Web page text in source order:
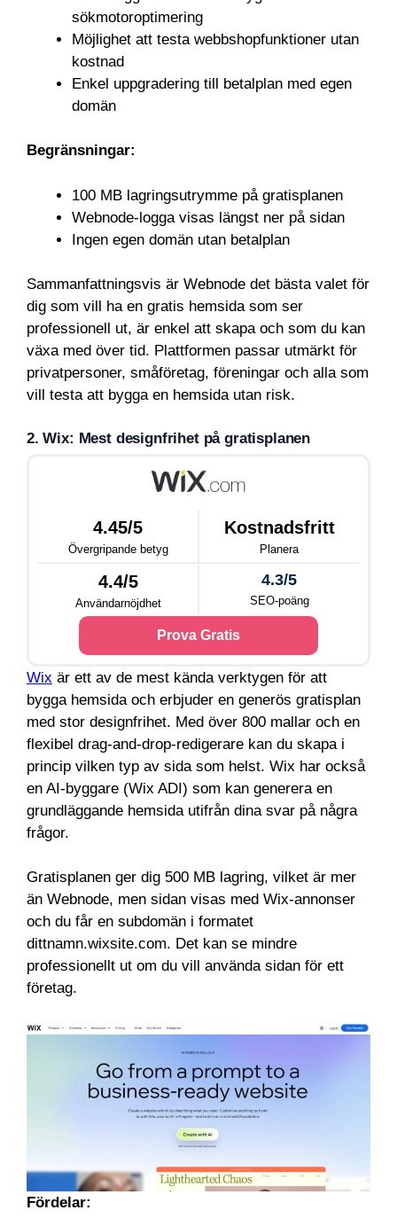
sökmotoroptimering
Möjlighet att testa webbshopfunktioner utan
kostnad
Enkel uppgradering till betalplan med egen
domän
Begränsningar:
100 MB lagringsutrymme på gratisplanen
Webnode-logga visas längst ner på sidan
Ingen egen domän utan betalplan
Sammanfattningsvis är Webnode det bästa valet för
dig som vill ha en gratis hemsida som ser
professionell ut, är enkel att skapa och som du kan
växa med över tid. Plattformen passar utmärkt för
privatpersoner, småföretag, föreningar och alla som
vill testa att bygga en hemsida utan risk.
2. Wix: Mest designfrihet på gratisplanen
4.45/5
Övergripande betyg
Kostnadsfritt
Planera
4.4/5
Användarnöjdhet
4.3/5
SEO-poäng
Prova Gratis
Wix är ett av de mest kända verktygen för att
bygga hemsida och erbjuder en generös gratisplan
med stor designfrihet. Med över 800 mallar och en
flexibel drag-and-drop-redigerare kan du skapa i
princip vilken typ av sida som helst. Wix har också
en AI-byggare (Wix ADI) som kan generera en
grundläggande hemsida utifrån dina svar på några
frågor.
Gratisplanen ger dig 500 MB lagring, vilket är mer
än Webnode, men sidan visas med Wix-annonser
och du får en subdomän i formatet
dittnamn.wixsite.com. Det kan se mindre
professionellt ut om du vill använda sidan för ett
företag.
Fördelar: